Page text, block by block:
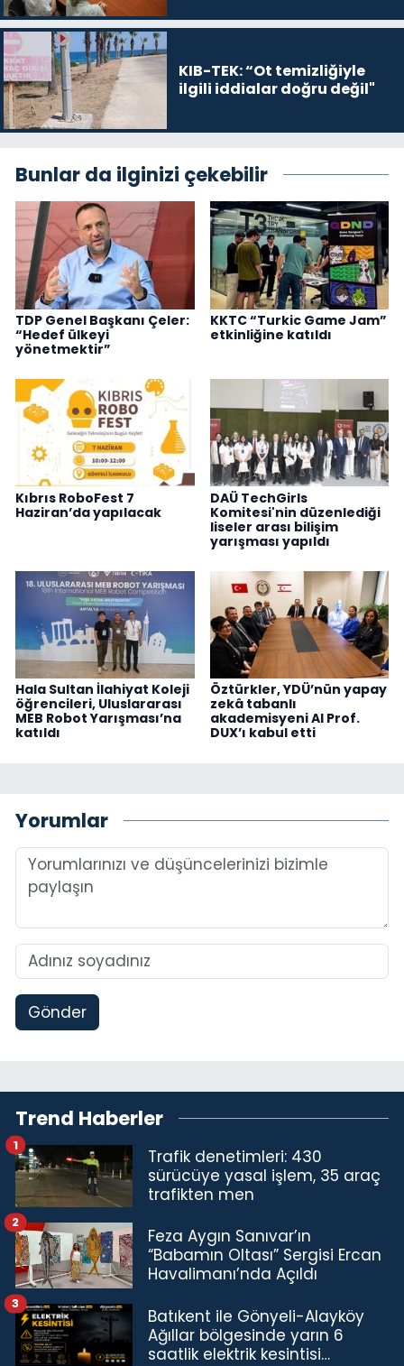
KIB-TEK: “Ot temizliğiyle
ilgili iddialar doğru değil"
Bunlar da ilginizi çekebilir
TDP Genel Başkanı Çeler:
“Hedef ülkeyi
yönetmektir”
KKTC “Turkic Game Jam”
etkinliğine katıldı
Kıbrıs RoboFest 7
Haziran’da yapılacak
DAÜ TechGirls
Komitesi'nin düzenlediği
liseler arası bilişim
yarışması yapıldı
Hala Sultan İlahiyat Koleji
öğrencileri, Uluslararası
MEB Robot Yarışması’na
katıldı
Öztürkler, YDÜ’nün yapay
zekâ tabanlı
akademisyeni AI Prof.
DUX’ı kabul etti
Yorumlar
Gönder
Trend Haberler
Trafik denetimleri: 430
sürücüye yasal işlem, 35 araç
trafikten men
1
Feza Aygın Sanıvar’ın
“Babamın Oltası” Sergisi Ercan
Havalimanı’nda Açıldı
2
Batıkent ile Gönyeli-Alayköy
Ağıllar bölgesinde yarın 6
saatlik elektrik kesintisi…
3